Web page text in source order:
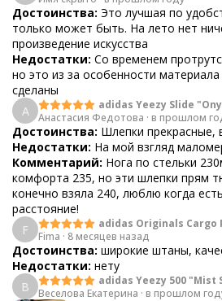
Достоинства: Это лучшая по
только может быть. На лето нет
произведение искусства
Недостатки: Со временем
но это из за особенности
сделаны
А
adidas Yeezy Slide
Анастасия Федотова · в прошлом
Достоинства: Шлепки прекрасные,
Недостатки: На мой взгляд
Комментарий: Нога по стельки
комфорта 235, но эти шлепки прям
конечно взяла 240, люблю когда
расстояние!
F
adidas Originals Cargo
Fima · 8 месяцев назад
Достоинства: широкие штаны,
Недостатки: нету
В
adidas Yeezy 500 "Mist
Веселова Екатерина · в прошлом